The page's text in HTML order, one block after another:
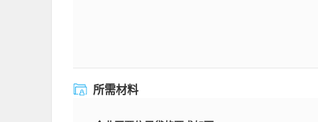
所需材料